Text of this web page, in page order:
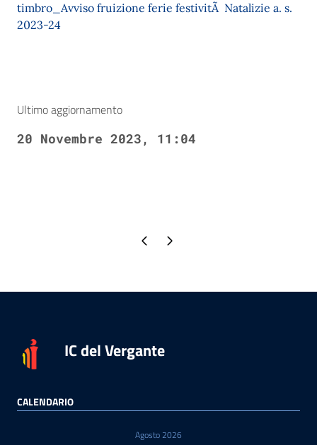
timbro_Avviso fruizione ferie festivitÃ Natalizie a. s.
2023-24
Ultimo aggiornamento
20 Novembre 2023, 11:04
Pagina precedente
Pagina successiva
IC del Vergante
CALENDARIO
Agosto 2026